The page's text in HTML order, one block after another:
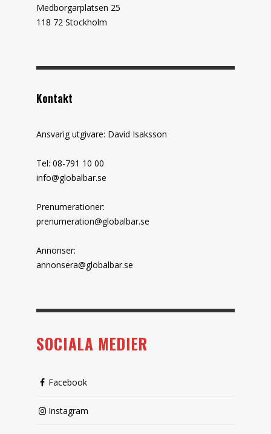
Medborgarplatsen 25
118 72 Stockholm
Kontakt
Ansvarig utgivare: David Isaksson
Tel: 08-791 10 00
info@globalbar.se
Prenumerationer:
prenumeration@globalbar.se
Annonser:
annonsera@globalbar.se
SOCIALA MEDIER
Facebook
Instagram